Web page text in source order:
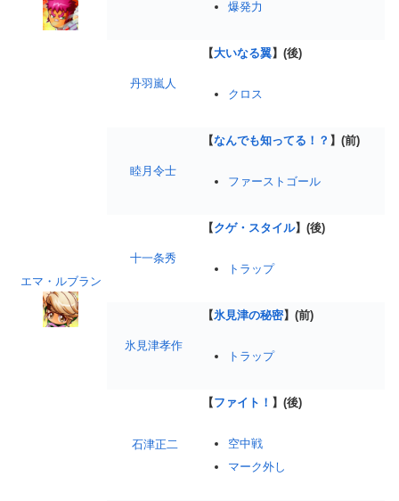
爆発力
丹羽嵐人
【大いなる翼】(後)
クロス
睦月令士
【なんでも知ってる！？ 】(前)
ファーストゴール
エマ・ルブラン
十一条秀
【クゲ・スタイル】(後)
トラップ
氷見津孝作
【氷見津の秘密】(前)
トラップ
石津正二
【ファイト！ 】(後)
空中戦
マーク外し